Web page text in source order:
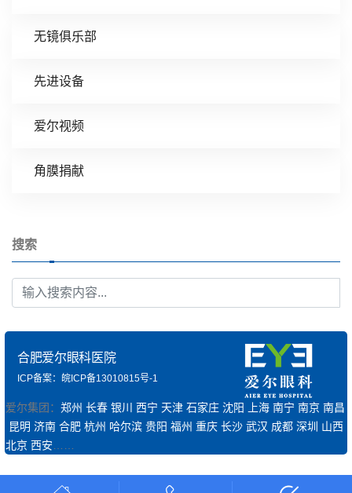
无镜俱乐部
先进设备
爱尔视频
角膜捐献
搜索
合肥爱尔眼科医院
ICP备案：皖ICP备13010815号-1
爱尔集团： 郑州 长春 银川 西宁 天津 石家庄 沈阳 上海 南宁 南京 南昌
昆明 济南 合肥 杭州 哈尔滨 贵阳 福州 重庆 长沙 武汉 成都 深圳 山西
北京 西安